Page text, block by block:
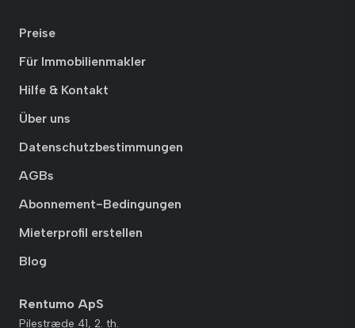
Preise
Für Immobilienmakler
Hilfe & Kontakt
Über uns
Datenschutzbestimmungen
AGBs
Abonnement-Bedingungen
Mieterprofil erstellen
Blog
Rentumo ApS
Pilestræde 41, 2. th.